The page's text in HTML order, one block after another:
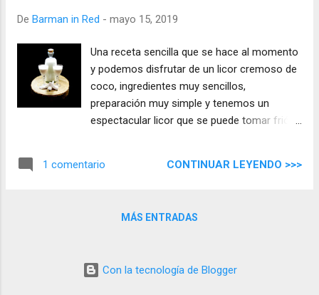
De Barman in Red - mayo 15, 2019
Una receta sencilla que se hace al momento
y podemos disfrutar de un licor cremoso de
coco, ingredientes muy sencillos,
preparación muy simple y tenemos un
espectacular licor que se puede tomar frió o
1 comentario CONTINUAR LEYENDO >>>
MÁS ENTRADAS
Con la tecnología de Blogger